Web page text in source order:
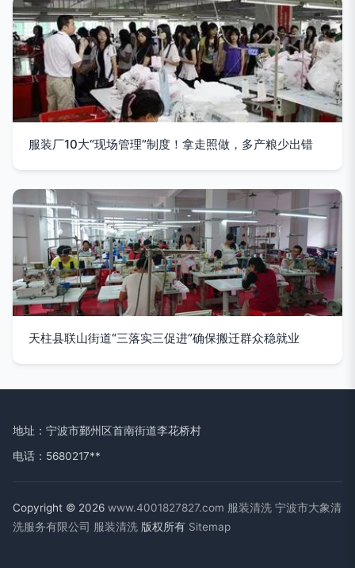
服装厂10大“现场管理”制度！拿走照做，多产粮少出错
天柱县联山街道“三落实三促进”确保搬迁群众稳就业
地址：宁波市鄞州区首南街道李花桥村
电话：5680217**
Copyright © 2026 www.4001827827.com 服装清洗 宁波市大象清
洗服务有限公司 服装清洗 版权所有 Sitemap